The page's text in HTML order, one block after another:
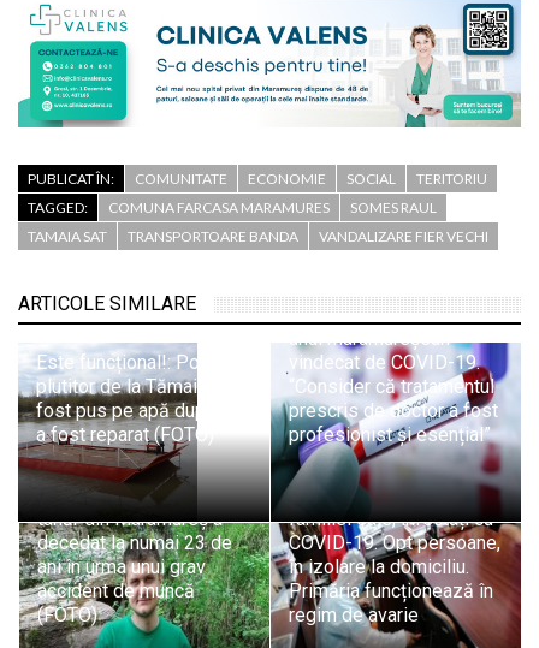
PUBLICAT ÎN: COMUNITATE ECONOMIE SOCIAL
TERITORIU
TAGGED:
COMUNA FARCASA MARAMURES
SOMES RAUL
TAMAIA SAT
TRANSPORTOARE BANDA VANDALIZARE FIER VECHI
ARTICOLE SIMILARE
Este funcțional!: Podul
plutitor de la Tămaia a
fost pus pe apă după ce
a fost reparat (FOTO)
Recunoștință: Mesajul
unui maramureșean
vindecat de COVID-19.
“Consider că tratamentul
prescris de doctor a fost
profesionist și esențial”
Tragedie în Italia: Un
tânăr din Maramureș a
decedat la numai 23 de
ani în urma unui grav
accident de muncă
(FOTO)
Situație în Fărcașa:
Primarul și membri ai
familiei sale, infectați cu
COVID-19. Opt persoane,
în izolare la domiciliu.
Primăria funcționează în
regim de avarie